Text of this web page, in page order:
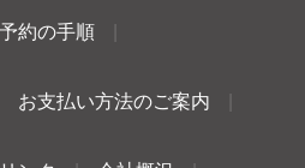
約の手順
お支払い方法のご案内